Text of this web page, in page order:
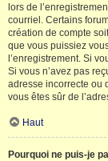
lors de
courriel. Certains
création de compte
que vous puissiez
l’enregistrement. Si
Si vous n’avez pas
adresse incorrecte ou
vous êtes sûr de
Haut
Pourquoi ne puis-je